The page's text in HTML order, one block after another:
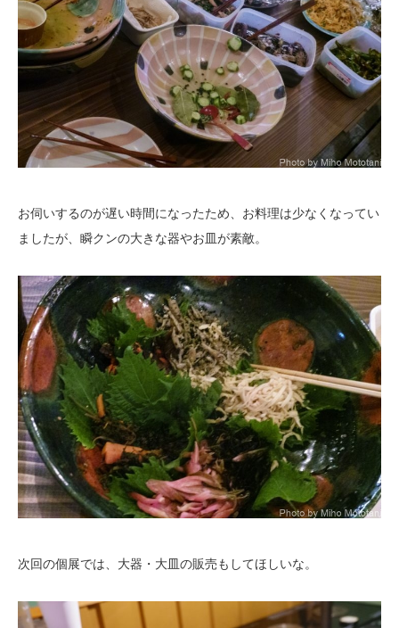
お伺いするのが遅い時間になったため、お料理は少なくなってい
ましたが、瞬クンの大きな器やお皿が素敵。
次回の個展では、大器・大皿の販売もしてほしいな。